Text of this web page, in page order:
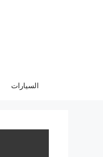
السيارات